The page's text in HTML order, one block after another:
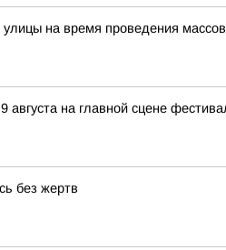
на время проведения
августа на главной сцене
без жертв